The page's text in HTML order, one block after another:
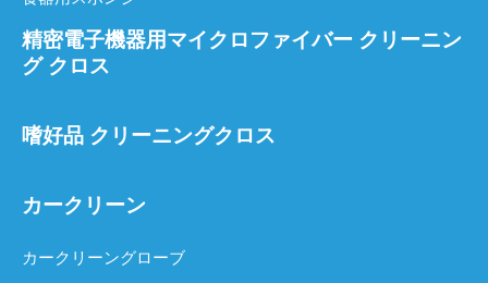
精密電子機器用マイクロファイバー クリーニン
グ クロス
嗜好品 クリーニングクロス
カークリーン
カークリーングローブ